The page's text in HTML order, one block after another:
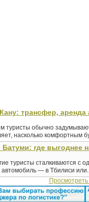
трансфер, аренда
туристы обычно
насколько комфортным
где выгоднее
туристы сталкиваются с
— в Тбилиси